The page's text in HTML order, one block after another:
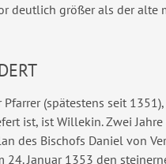
deutlich größer als der alte
(spätestens seit
ist, ist Willekin. Zwei
des Bischofs Daniel von
24. Januar 1353 den